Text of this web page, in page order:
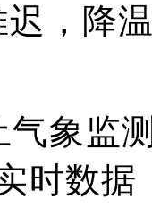
，降
象监
时数